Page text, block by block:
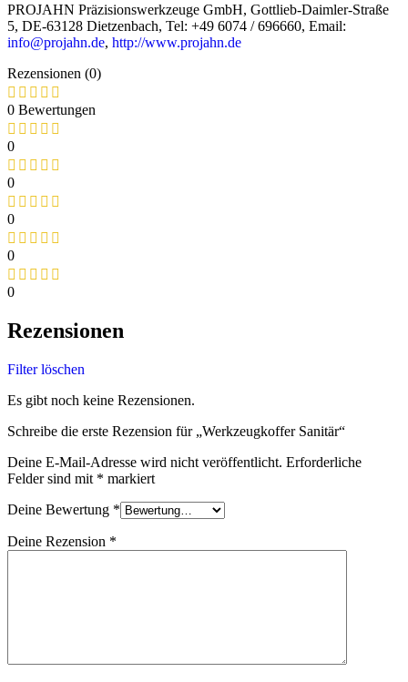
PROJAHN Präzisionswerkzeuge GmbH, Gottlieb-Daimler-Straße
5, DE-63128 Dietzenbach, Tel: +49 6074 / 696660, Email:
info@projahn.de, http://www.projahn.de
Rezensionen (0)
0 Bewertungen
0
0
0
0
0
Rezensionen
Filter löschen
Es gibt noch keine Rezensionen.
Schreibe die erste Rezension für „Werkzeugkoffer Sanitär“
Deine E-Mail-Adresse wird nicht veröffentlicht. Erforderliche
Felder sind mit * markiert
Deine Bewertung *
Deine Rezension *